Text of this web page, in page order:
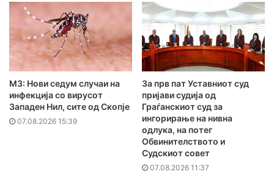
МЗ: Нови седум случаи на
инфекција со вирусот
Западен Нил, сите од Скопје
07.08.2026 15:39
За прв пат Уставниот суд
пријави судија од
Граѓанскиот суд за
ингорирање на нивна
одлука, на потег
Обвинителството и
Судскиот совет
07.08.2026 11:37